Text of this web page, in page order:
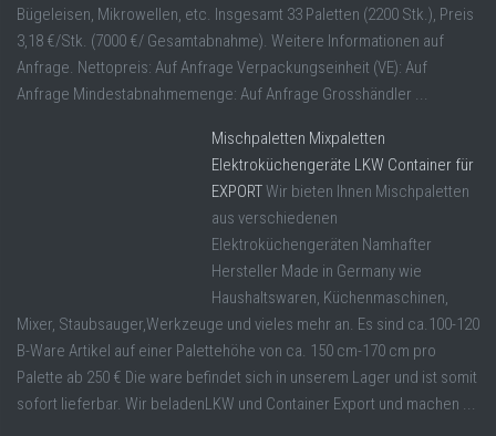
Bügeleisen, Mikrowellen, etc. Insgesamt 33 Paletten (2200 Stk.), Preis
3,18 €/Stk. (7000 €/ Gesamtabnahme). Weitere Informationen auf
Anfrage. Nettopreis: Auf Anfrage Verpackungseinheit (VE): Auf
Anfrage Mindestabnahmemenge: Auf Anfrage Grosshändler ...
Mischpaletten Mixpaletten
Elektroküchengeräte LKW Container für
EXPORTWir bieten Ihnen Mischpaletten
aus verschiedenen
Elektroküchengeräten Namhafter
Hersteller Made in Germany wie
Haushaltswaren, Küchenmaschinen,
Mixer, Staubsauger,Werkzeuge und vieles mehr an. Es sind ca.100-120
B-Ware Artikel auf einer Palettehöhe von ca. 150 cm-170 cm pro
Palette ab 250 € Die ware befindet sich in unserem Lager und ist somit
sofort lieferbar. Wir beladenLKW und Container Export und machen ...